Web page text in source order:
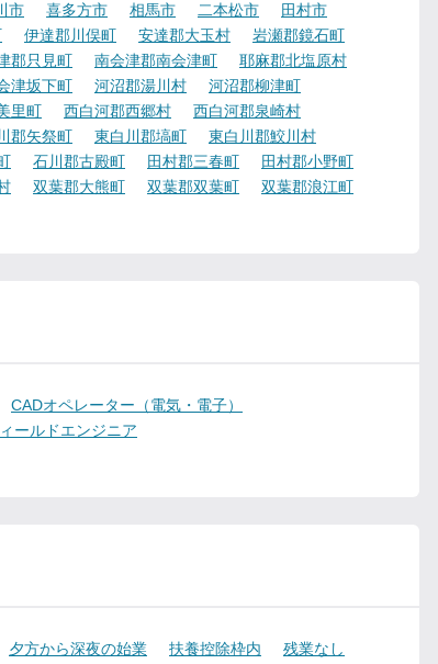
市 喜多方市 相馬市 二本松市
田村市
伊達郡川俣町 安達郡大玉村
岩瀬郡鏡石町
郡只見町 南会津郡南会津町
耶麻郡北塩原村
津坂下町 河沼郡湯川村
河沼郡柳津町
里町 西白河郡西郷村
西白河郡泉崎村
郡矢祭町 東白川郡塙町
東白川郡鮫川村
石川郡古殿町 田村郡三春町
田村郡小野町
双葉郡大熊町 双葉郡双葉町
双葉郡浪江町
CADオペレーター（電気・電子）
ールドエンジニア
夕方から深夜の始業 扶養控除枠内
残業なし